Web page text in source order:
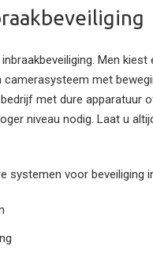
inbraakbeveiliging. Men
camerasysteem met
met dure apparatuur
niveau nodig. Laat u
systemen voor beveiliging